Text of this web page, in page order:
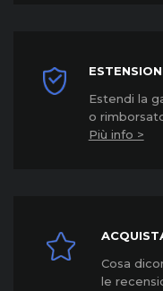
Estendi la
o
Più info >
Cosa
le